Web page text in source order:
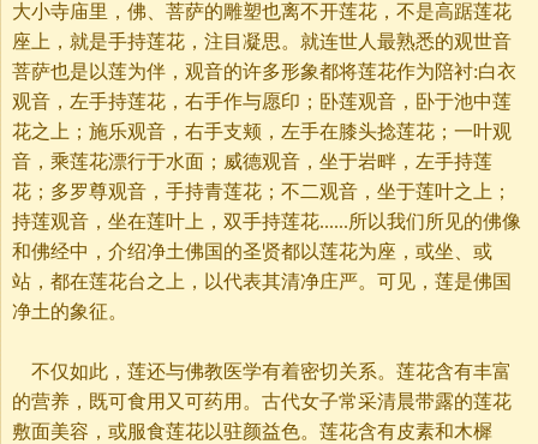
大小寺庙里，佛、菩萨的雕塑也离不开莲花，不是高踞莲花
座上，就是手持莲花，注目凝思。就连世人最熟悉的观世音
菩萨也是以莲为伴，观音的许多形象都将莲花作为陪衬:白衣
观音，左手持莲花，右手作与愿印；卧莲观音，卧于池中莲
花之上；施乐观音，右手支颊，左手在膝头捻莲花；一叶观
音，乘莲花漂行于水面；威德观音，坐于岩畔，左手持莲
花；多罗尊观音，手持青莲花；不二观音，坐于莲叶之上；
持莲观音，坐在莲叶上，双手持莲花......所以我们所见的佛像
和佛经中，介绍净土佛国的圣贤都以莲花为座，或坐、或
站，都在莲花台之上，以代表其清净庄严。可见，莲是佛国
净土的象征。
不仅如此，莲还与佛教医学有着密切关系。莲花含有丰富
的营养，既可食用又可药用。古代女子常采清晨带露的莲花
敷面美容，或服食莲花以驻颜益色。莲花含有皮素和木樨